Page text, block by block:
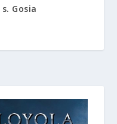
Gosia